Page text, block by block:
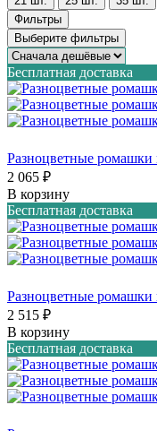
Фильтры
Выберите фильтры
Бесплатная доставка
Разноцветные ромашки
2 065 ₽
В корзину
Бесплатная доставка
Разноцветные ромашки
2 515 ₽
В корзину
Бесплатная доставка